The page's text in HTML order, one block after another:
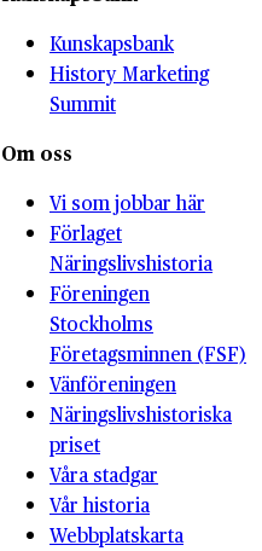
Kunskapsbank
History Marketing
Summit
Om oss
Vi som jobbar här
Förlaget
Näringslivshistoria
Föreningen
Stockholms
Företagsminnen (FSF)
Vänföreningen
Näringslivshistoriska
priset
Våra stadgar
Vår historia
Webbplatskarta